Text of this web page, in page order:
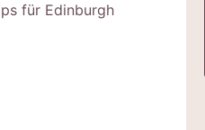
für Edinburgh